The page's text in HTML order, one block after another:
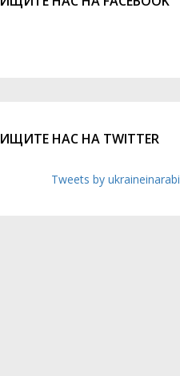
ИЩИТЕ НАС НА TWITTER
Tweets by ukraineinarabi